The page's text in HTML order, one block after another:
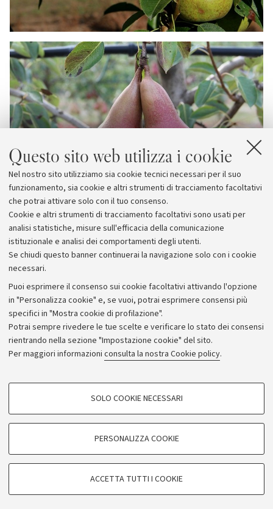
Questo sito web utilizza i cookie
Nel nostro sito utilizziamo sia cookie tecnici necessari per il suo
funzionamento, sia cookie e altri strumenti di tracciamento facoltativi
che potrai attivare solo con il tuo consenso.
Cookie e altri strumenti di tracciamento facoltativi sono usati per
analisi statistiche, misure sull'efficacia della comunicazione
istituzionale e analisi dei comportamenti degli utenti.
Se chiudi questo banner continuerai la navigazione solo con i cookie
necessari.
Puoi esprimere il consenso sui cookie facoltativi attivando l'opzione
in "Personalizza cookie" e, se vuoi, potrai esprimere consensi più
specifici in "Mostra cookie di profilazione".
Potrai sempre rivedere le tue scelte e verificare lo stato dei consensi
rientrando nella sezione "Impostazione cookie" del sito.
Per maggiori informazioni consulta la nostra Cookie policy.
COOKIE DI PROFILAZIONE - FACOLTATIVI
COOKIE TECNICI - NECESSARI
Si tratta di cookie tecnici utilizzati, a titolo esemplificativo, per il corretto
SOLO COOKIE NECESSARI
PERSONALIZZA COOKIE
ACCETTA TUTTI I COOKIE
Archivio
Comunicati stampa
Redazione
Rassegna stampa
© Copyright 2026 - ALMA MATER STUDIORUM - Università di
Bologna - Via Zamboni, 33 - 40126 Bologna - PI: 01131710376 -
CF: 80007010376
Privacy
Note legali Impostazioni Cookie